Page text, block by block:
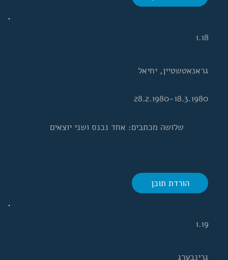
הורדת תוכן
שלושה מכתבים: אחד נכנס ושני יוצאים
28.2.1980-18.3.1980
גראנאטשטיין, יחיאל
1.18
גרינבערג
1.19